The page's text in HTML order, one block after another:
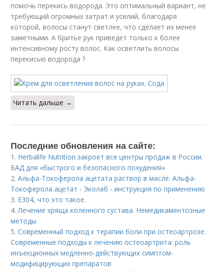
помочь перекись водорода. Это оптимальный вариант, не
требующий огромных затрат и усилий, благодаря
которой, волосы станут светлее, что сделает их менее
заметными. А бритье рук приведет только к более
интенсивному росту волос. Как осветлить волосы
перекисью водорода ?
Читать дальше →
Последние обновления на сайте:
1. Herbalife Nutrition закроет все центры продаж в России.
БАД для «быстрого и безопасного похудения»
2.Альфа-Токоферола ацетата раствор в масле. Альфа-
Токоферола ацетат - Эколаб - инструкция по применению
3. Е304, что это такое.
4. Лечение хряща коленного сустава. Немедикаментозные
методы
5.Современный подход к терапии боли при остеоартрозе.
Современные подходы к лечению остеоартрита: роль
инъекционных медленно-действующих симптом-
модифицирующих препаратов